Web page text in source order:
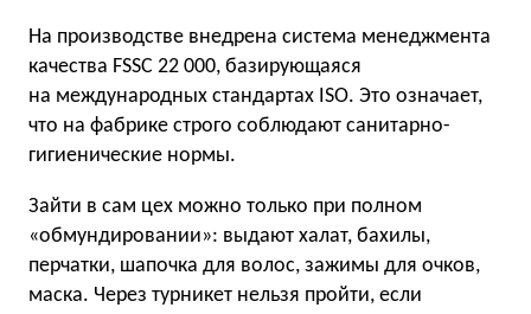
На производстве внедрена система менеджмента
качества FSSC 22 000, базирующаяся
на международных стандартах ISO. Это означает,
что на фабрике строго соблюдают санитарно-
гигиенические нормы.
Зайти в сам цех можно только при полном
«обмундировании»: выдают халат, бахилы,
перчатки, шапочка для волос, зажимы для очков,
маска. Через турникет нельзя пройти, если